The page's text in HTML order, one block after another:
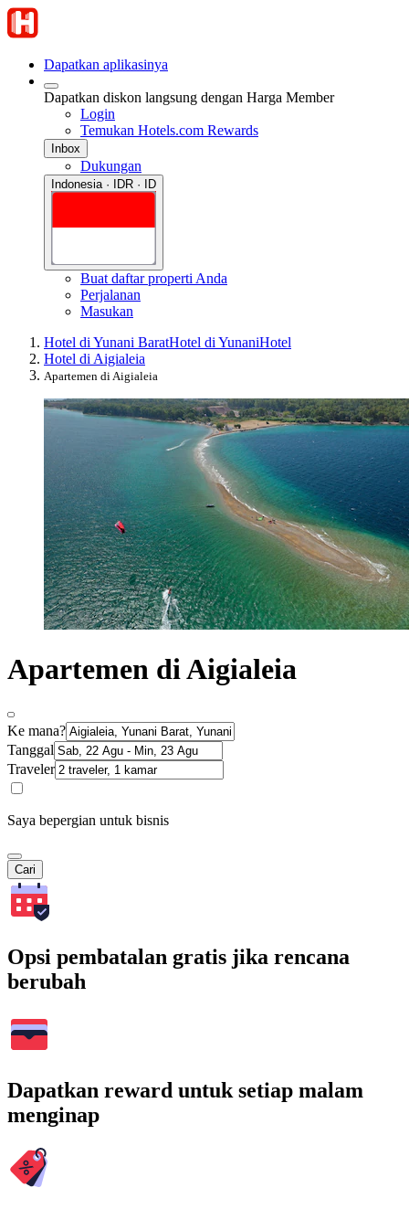
Dapatkan aplikasinya
Dapatkan diskon langsung dengan Harga Member
Login
Temukan Hotels.com Rewards
Inbox
Dukungan
Indonesia · IDR · ID
Buat daftar properti Anda
Perjalanan
Masukan
Hotel di Yunani BaratHotel di YunaniHotel
Hotel di Aigialeia
Apartemen di Aigialeia
Apartemen di Aigialeia
Ke mana?
Tanggal
Traveler
Saya bepergian untuk bisnis
Cari
Opsi pembatalan gratis jika rencana
berubah
Dapatkan reward untuk setiap malam
menginap